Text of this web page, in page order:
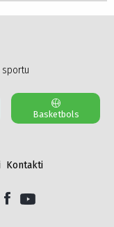
Basketbols
Kontakti